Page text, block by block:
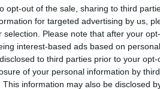
opt-out of the sale, sharing to third
for targeted advertising by us,
selection. Please note that after your
interest-based ads based on
to third parties prior to your
of your personal information by
This information may also be disclosed
Stime: 8
Ti stimo fratella Link